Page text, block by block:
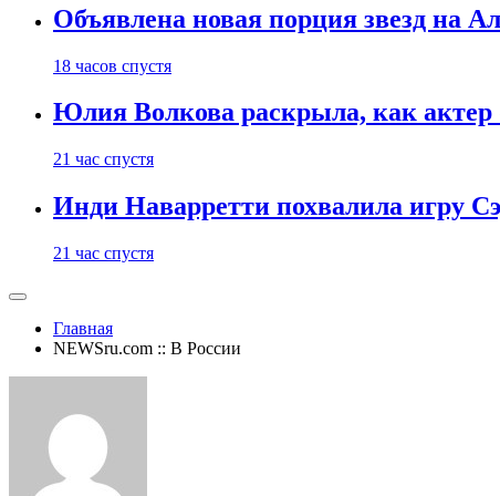
Объявлена новая порция звезд на
18 часов спустя
Юлия Волкова раскрыла, как актер
21 час спустя
Инди Наварретти похвалила игру
21 час спустя
Главная
NEWSru.com :: В России